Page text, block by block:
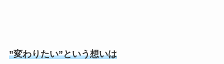
”変わりたい”という想いは